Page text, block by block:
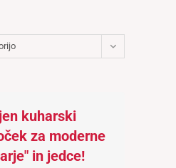
kuharski
za moderne
in jedce!